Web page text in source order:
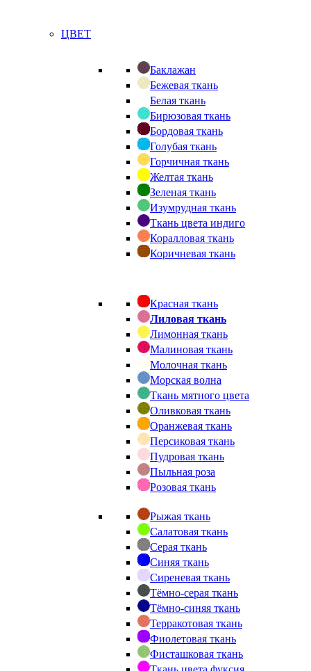
ЦВЕТ
Баклажан
Бежевая ткань
Белая ткань
Бирюзовая ткань
Бордовая ткань
Голубая ткань
Горчичная ткань
Желтая ткань
Зеленая ткань
Изумрудная ткань
Ткань цвета индиго
Коралловая ткань
Коричневая ткань
Красная ткань
Лиловая ткань
Лимонная ткань
Малиновая ткань
Молочная ткань
Морская волна
Ткань мятного цвета
Оливковая ткань
Оранжевая ткань
Персиковая ткань
Пудровая ткань
Пыльная роза
Розовая ткань
Рыжая ткань
Салатовая ткань
Серая ткань
Синяя ткань
Сиреневая ткань
Тёмно-серая ткань
Тёмно-синяя ткань
Терракотовая ткань
Фиолетовая ткань
Фисташковая ткань